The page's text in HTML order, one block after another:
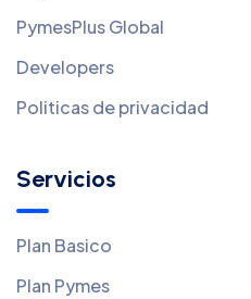
PymesPlus Global
Developers
Politicas de privacidad
Servicios
Plan Basico
Plan Pymes